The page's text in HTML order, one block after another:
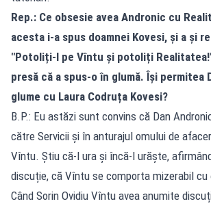
Rep.: Ce obsesie avea Andronic cu
acesta i-a spus doamnei Kovesi, și a și
"Potoliți-l pe Vîntu și potoliți
presă că a spus-o în glumă. Își permitea
glume cu Laura Codruța Kovesi?
B.P.: Eu astăzi sunt convins că Dan
către Servicii și în anturajul omului de
Vîntu. Știu că-l ura și încă-l urăște,
discuție, că Vîntu se comporta mizerabil cu
Când Sorin Ovidiu Vîntu avea anumite